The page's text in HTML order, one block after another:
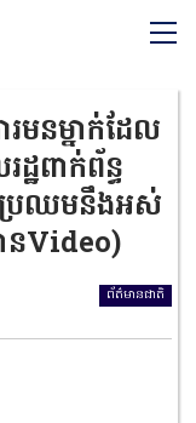
មនម្នាក់ដែល
ឋពាក់ព័ន្ធ
ប្រឈមនឹងអស់
នVideo)
ព័ត៌មានជាតិ